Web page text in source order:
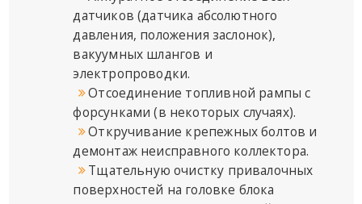
датчиков (датчика абсолютного
давления, положения заслонок),
вакуумных шлангов и
электропроводки.
Отсоединение топливной рампы с
форсунками (в некоторых случаях).
Откручивание крепежных болтов и
демонтаж неисправного коллектора.
Тщательную очистку привалочных
поверхностей на головке блока